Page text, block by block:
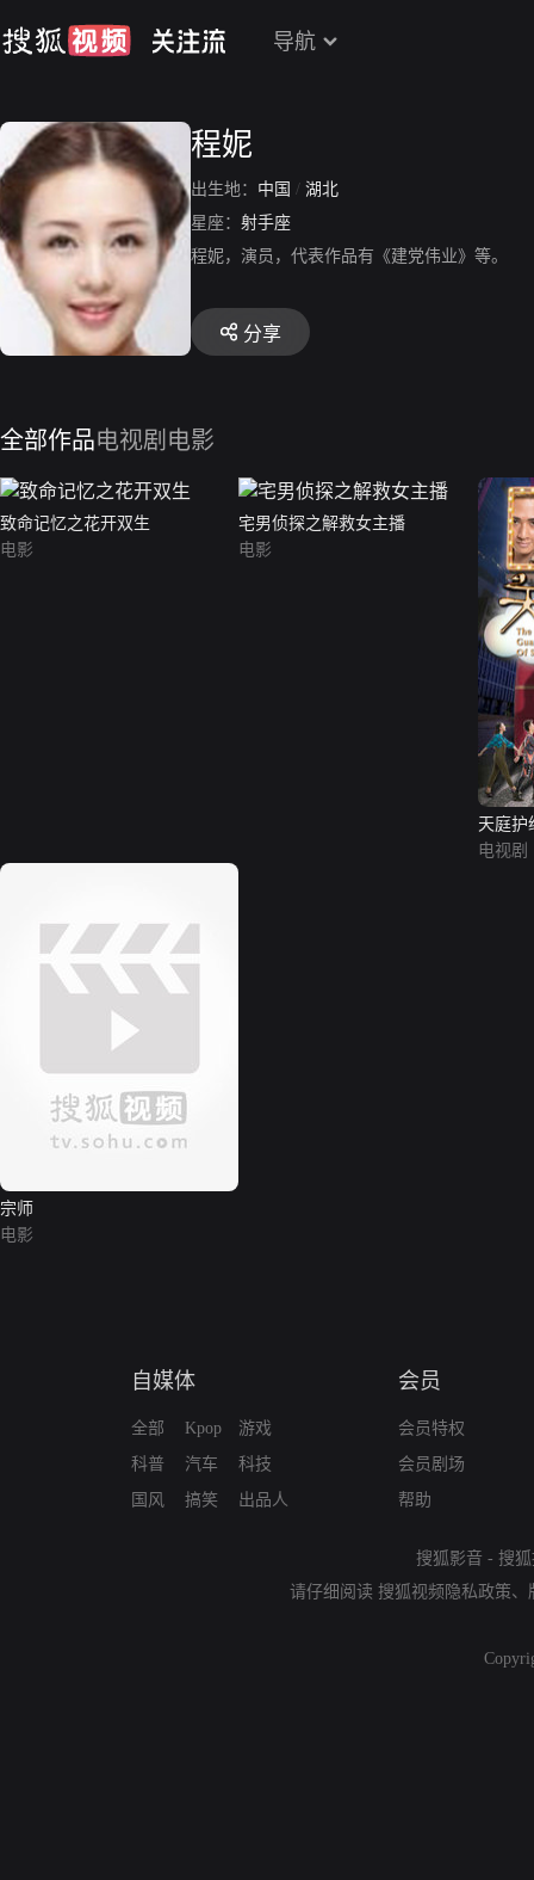
导航
程妮
出生地： 中国 / 湖北
星座： 射手座
程妮，演员，代表作品有《建党伟业》等。
分享
全部作品电视剧 电影
致命记忆之花开双生
电影
宅男侦探之解救女主播
电影
天庭护
电视剧
宗师
电影
自媒体
全部
科普
国风
Kpop
汽车
搞笑
游戏
科技
出品人
会员
会员特权
会员剧场
帮助
搜狐影音 - 搜
请仔细阅读 搜狐视频隐私政策、